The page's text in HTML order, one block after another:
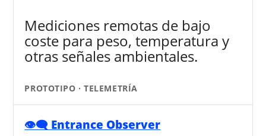
Mediciones remotas de bajo
coste para peso, temperatura y
otras señales ambientales.
PROTOTIPO · TELEMETRÍA
👁️‍🗨️ Entrance Observer